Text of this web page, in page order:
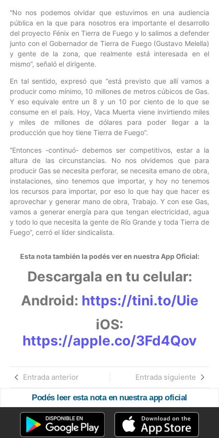
“No nos podemos olvidar que estuvimos en una audiencia
pública en la que para nosotros era importante el desarrollo
del proyecto Fénix en Tierra de Fuego y lo salimos a defender
junto con el Gobernador de Tierra de Fuego (Gustavo Melella)
y gente de la zona, que realmente está interesada en el
mismo”, señaló el dirigente.
En tal sentido, expresó que “está previsto que allí vamos a
producir como mínimo, 10 millones de metros cúbicos de Gas.
Y eso equivale entre un 8 y un 10 por ciento de lo que se
consume en el país. Hoy, Vaca Muerta viene invirtiendo miles
y miles de millones de dólares para poder llegar a la
producción que hoy tiene Tierra de Fuego”.
“Entonces -continuó- debemos ser competitivos, estar a la
altura de las circunstancias. No nos olvidemos que para
producir Gas se necesita perforar, se necesita emano de obra,
instalaciones, sino tenemos que importar, y hoy no tenemos
los recursos para importar, por eso lo que hay que hacer es
aprovechar y generar mano de obra, Trabajo. Y con ese Gas,
vamos a generar energía para que tengan electricidad, agua
y todo lo que necesita la gente de Río Grande y toda Tierra de
Fuego”, cerró el líder sindicalista.
Esta nota también la podés ver en nuestra App Oficial:
Descargala en tu celular:
Android: https://tini.to/Uie
iOS:
https://apple.co/3Fd4Qov
Entrada anterior Entrada siguiente
Podés leer esta nota en nuestra app oficial